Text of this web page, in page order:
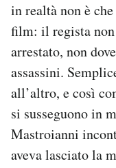
in realtà non è
film: il regista non
arrestato, non
assassini.
all’altro, e così
si susseguono in
Mastroianni
aveva lasciato la